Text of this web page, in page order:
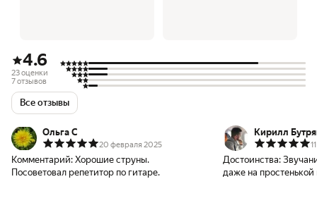
4.6
23 оценки
7 отзывов
Все отзывы
Ольга С
20 февраля 2025
Комментарий: Хорошие струны.
Посоветовал репетитор по гитаре.
Кирилл
Достоинства:
даже на простенькой